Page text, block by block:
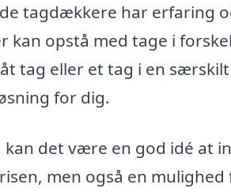
tagdækkere har erfaring
opstå med tage i
tag eller et tag i en
for dig.
det være en god idé at
men også en